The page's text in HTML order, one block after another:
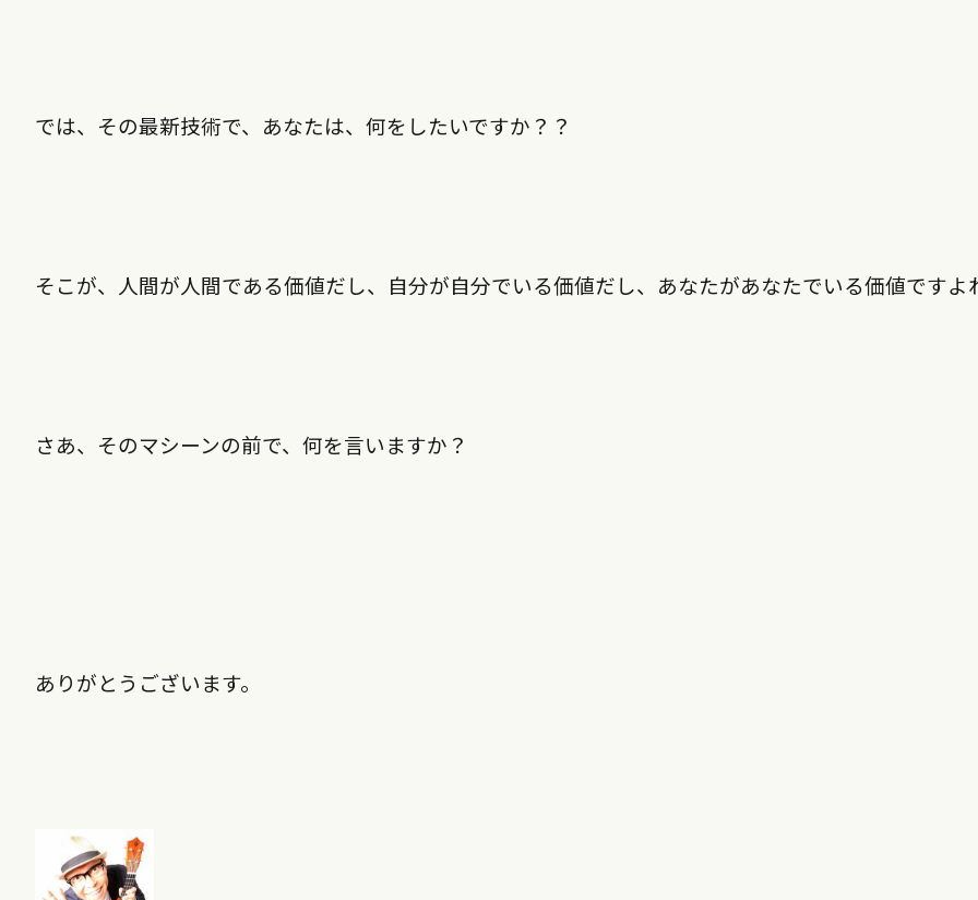
では、その最新技術で、あなたは、何をしたいですか？？
そこが、人間が人間である価値だし、自分が自分でいる価値だし、あなたがあなたでいる価値ですよ
さあ、そのマシーンの前で、何を言いますか？
ありがとうございます。